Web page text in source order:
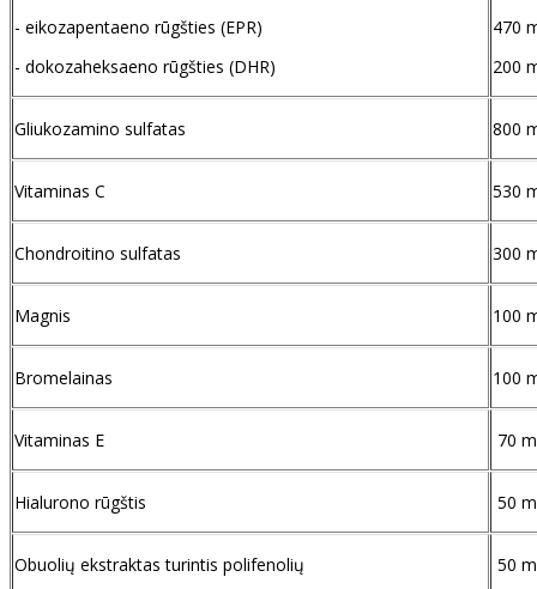
- eikozapentaeno rūgšties (EPR)
- dokozaheksaeno rūgšties (DHR)
470
200
Gliukozamino sulfatas 800
Vitaminas C 530
Chondroitino sulfatas 300
Magnis 100
Bromelainas 100
Vitaminas E 70
Hialurono rūgštis 50
Obuolių ekstraktas turintis polifenolių 50